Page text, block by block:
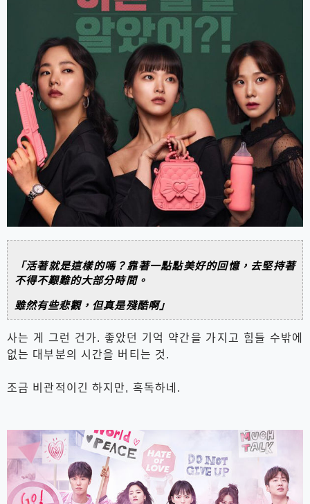
「活著就是這樣的嗎？靠著一點點美好的回憶，去堅持著
不得不艱難的大部分時間。
雖然有些悲觀，但真是殘酷啊」
사는 게 그런 건가. 좋았던 기억 약간을 가지고 힘들 수밖에
없는 대부분의 시간을 버티는 것.
조금 비관적이긴 하지만, 혹독하네.